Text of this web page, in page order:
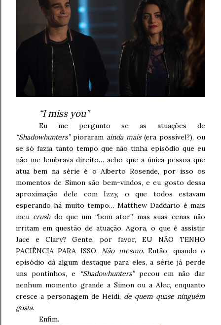
“I miss you”
Eu me pergunto se as atuações de
“Shadowhunters”pioraram ainda mais(era possível?), ou
se só fazia tanto tempo que não tinha episódio que eu
não me lembrava direito… acho que a única pessoa que
atua bem na série é o Alberto Rosende, por isso os
momentos de Simon são bem-vindos, e eu gosto dessa
aproximação dele com Izzy, o que todos estavam
esperando há muito tempo… Matthew Daddario é mais
meu crushdo que um “bom ator”, mas suas cenas não
irritam em questão de atuação. Agora, o que é assistir
Jace e Clary? Gente, por favor, EU NÃO TENHO
PACIÊNCIA PARA ISSO. Não mesmo. Então, quando o
episódio dá algum destaque para eles, a série já perde
uns pontinhos, e “Shadowhunters”pecou em não dar
nenhum momento grande a Simon ou a Alec, enquanto
cresce a personagem de Heidi, de quem quase ninguém
gosta.
Enfim.